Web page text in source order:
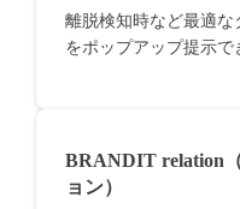
離脱検知時など最適
をポップアップ提示で
BRANDIT relation
ョン）